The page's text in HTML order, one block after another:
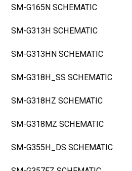
SM-G165N SCHEMATIC
SM-G313H SCHEMATIC
SM-G313HN SCHEMATIC
SM-G318H_SS SCHEMATIC
SM-G318HZ SCHEMATIC
SM-G318MZ SCHEMATIC
SM-G355H_DS SCHEMATIC